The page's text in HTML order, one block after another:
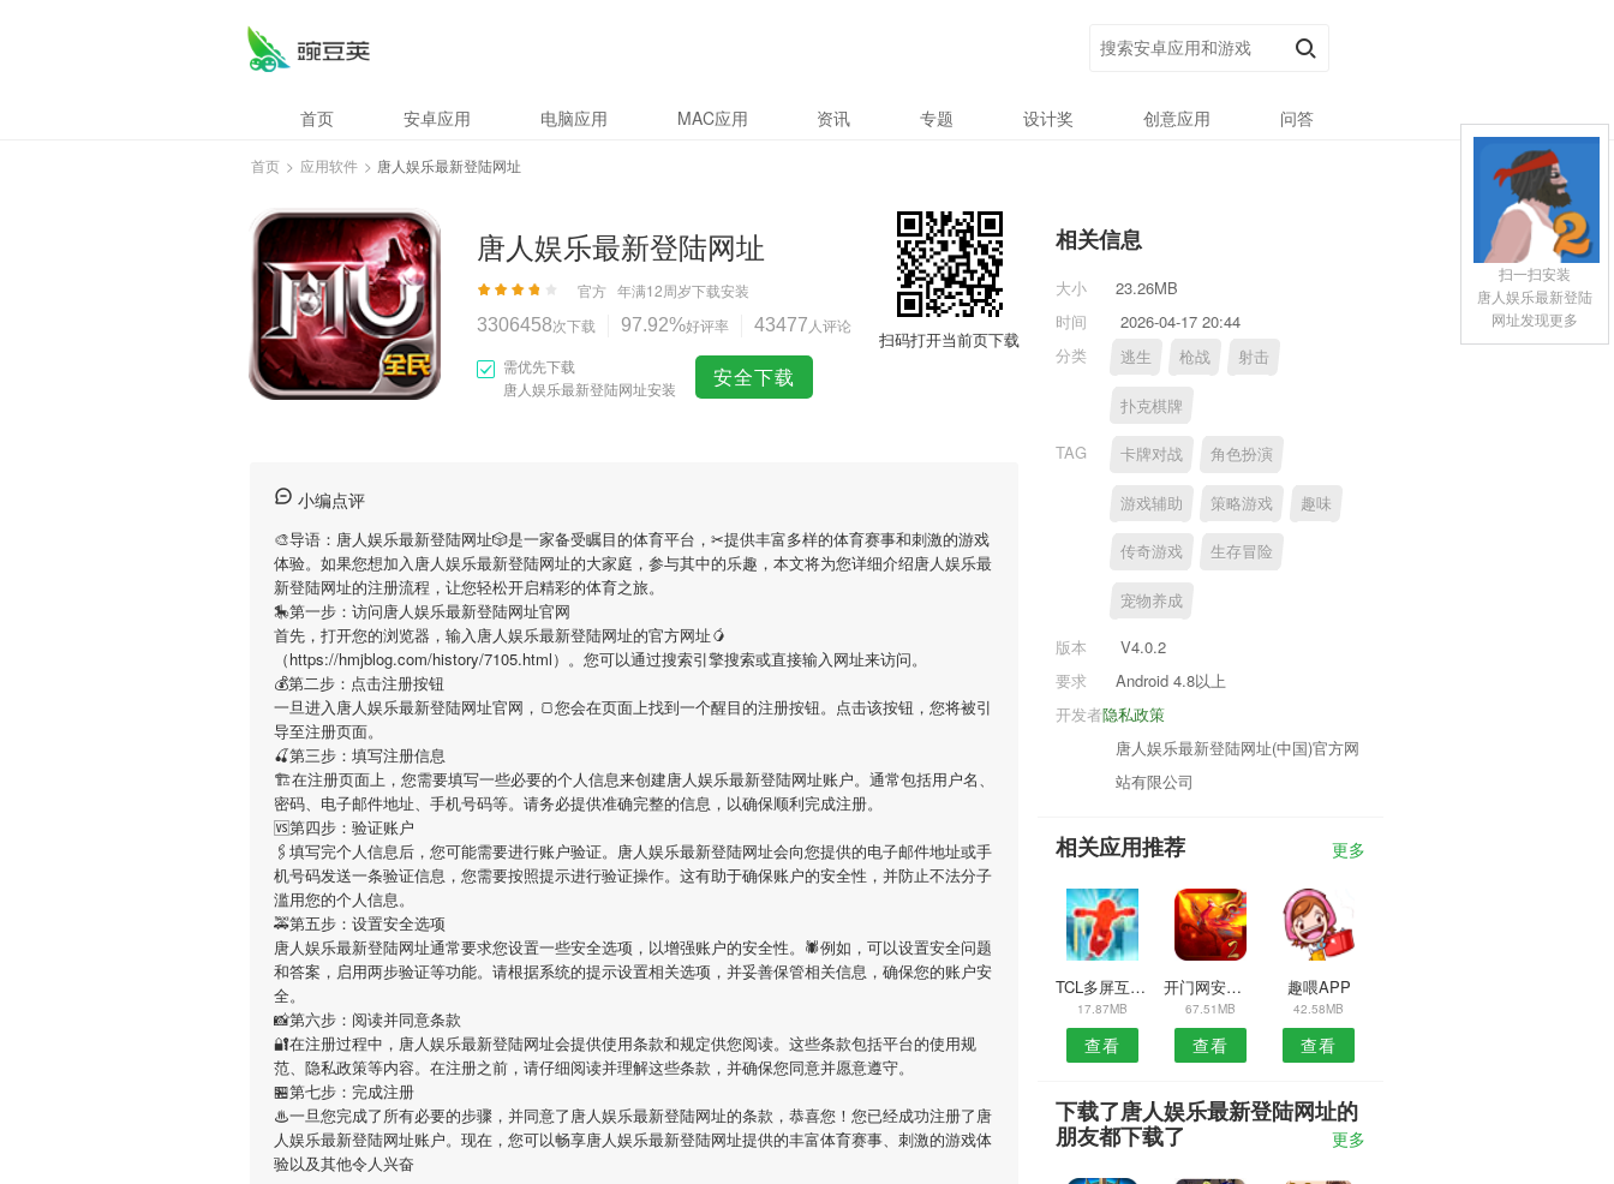
首页 安卓应用 电脑应用 MAC应用 资讯 专题 设计奖 创意应用 问答
首页 > 应用软件 > 唐人娱乐最新登陆网址
唐人娱乐最新登陆网址
官方 年满12周岁下载安装
3306458次下载 97.92%好评率 43477 人评论
需优先下载
唐人娱乐最新登陆网址安装
安全下载
扫码打开当前页下载
小编点评
🎨导语： 唐人娱乐最新登陆网址🎲是一家备受瞩目的体育平台，✂提供丰富多样的体育赛事和刺激的游戏
体验。如果您想加入 唐人娱乐最新登陆网址的大家庭，参与其中的乐趣，本文将为您详细介绍唐人娱乐最
新登陆网址的注册流程，让您轻松开启精彩的体育之旅。
🎠第一步：访问唐人娱乐最新登陆网址官网
首先，打开您的浏览器，输入 唐人娱乐最新登陆网址的官方网址🥭
（https://hmjblog.com/history/7105.html）。您可以通过搜索引擎搜索或直接输入网址来访问。
💰第二步：点击注册按钮
一旦进入 唐人娱乐最新登陆网址官网，🍞您会在页面上找到一个醒目的注册按钮。点击该按钮，您将被引
导至注册页面。
🍒第三步：填写注册信息
🏗在注册页面上，您需要填写一些必要的个人信息来创建唐人娱乐最新登陆网址账户。通常包括用户名、
密码、电子邮件地址、手机号码等。请务必提供准确完整的信息，以确保顺利完成注册。
🆚第四步：验证账户
🖇填写完个人信息后，您可能需要进行账户验证。 唐人娱乐最新登陆网址会向您提供的电子邮件地址或手
机号码发送一条验证信息，您需要按照提示进行验证操作。这有助于确保账户的安全性，并防止不法分子
滥用您的个人信息。
🚕第五步：设置安全选项
唐人娱乐最新登陆网址通常要求您设置一些安全选项，以增强账户的安全性。🕷例如，可以设置安全问题
和答案，启用两步验证等功能。请根据系统的提示设置相关选项，并妥善保管相关信息，确保您的账户安
全。
📸第六步：阅读并同意条款
🔐在注册过程中， 唐人娱乐最新登陆网址会提供使用条款和规定供您阅读。这些条款包括平台的使用规
范、隐私政策等内容。在注册之前，请仔细阅读并理解这些条款，并确保您同意并愿意遵守。
🏪第七步：完成注册
♨一旦您完成了所有必要的步骤，并同意了唐人娱乐最新登陆网址的条款，恭喜您！您已经成功注册了唐
人娱乐最新登陆网址账户。现在，您可以畅享唐人娱乐最新登陆网址提供的丰富体育赛事、刺激的游戏体
验以及其他令人兴奋
相关信息
大小
23.26MB
时间
2026-04-17 20:44
分类
逃生 枪战 射击
扑克棋牌
TAG 卡牌对战 角色扮演
游戏辅助 策略游戏 趣味
传奇游戏 生存冒险
宠物养成
版本
V4.0.2
要求
Android 4.8以上
隐私政策
开发者
唐人娱乐最新登陆网址(中国)官方网
站有限公司
相关应用推荐 更多
TCL多屏互动安卓版
17.87MB
查看
开门网安卓版
67.51MB
查看
趣喂APP
42.58MB
查看
下载了唐人娱乐最新登陆网址的
朋友都下载了
更多
扫一扫安装
唐人娱乐最新登陆
网址发现更多